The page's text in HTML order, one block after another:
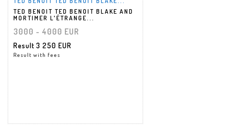
TED BENOIT TED BENOIT BLAKE AND
MORTIMER L'ÉTRANGE...
3000 - 4000 EUR
Result 3 250 EUR
Result with fees